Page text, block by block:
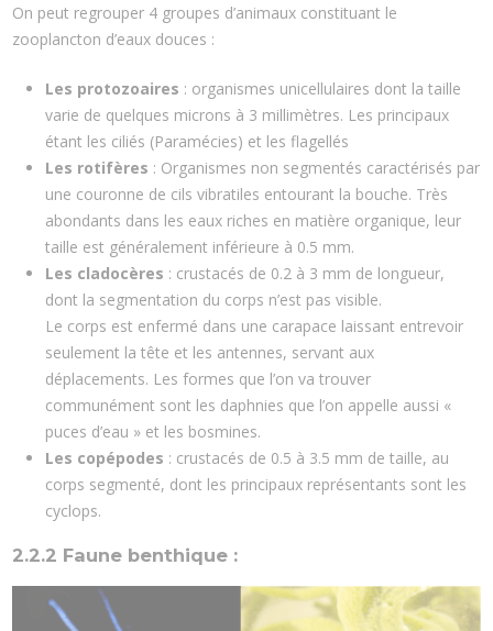
On peut regrouper 4 groupes d’animaux constituant le
zooplancton d’eaux douces :
Les protozoaires : organismes unicellulaires dont la taille
varie de quelques microns à 3 millimètres. Les principaux
étant les ciliés (Paramécies) et les flagellés
Les rotifères : Organismes non segmentés caractérisés par
une couronne de cils vibratiles entourant la bouche. Très
abondants dans les eaux riches en matière organique, leur
taille est généralement inférieure à 0.5 mm.
Les cladocères : crustacés de 0.2 à 3 mm de longueur,
dont la segmentation du corps n’est pas visible.
Le corps est enfermé dans une carapace laissant entrevoir
seulement la tête et les antennes, servant aux
déplacements. Les formes que l’on va trouver
communément sont les daphnies que l’on appelle aussi «
puces d’eau » et les bosmines.
Les copépodes : crustacés de 0.5 à 3.5 mm de taille, au
corps segmenté, dont les principaux représentants sont les
cyclops.
2.2.2 Faune benthique :